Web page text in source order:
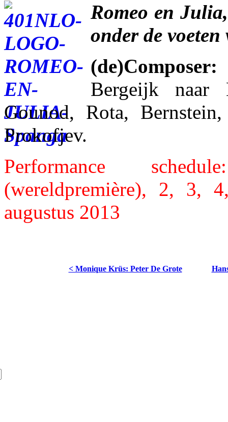
Romeo en
onder de voeten
(de)Composer:
Bergeijk naar
Gounod, Rota,
Prokofjev.
Performance
(wereldpremière), 2,
augustus 2013
< Monique Krüs: Peter De Grote